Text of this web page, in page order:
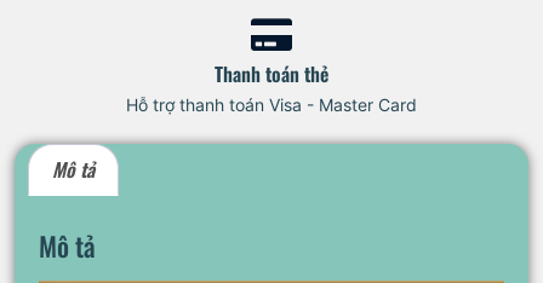
Thanh toán thẻ
Hỗ trợ thanh toán Visa - Master Card
Mô tả
Mô tả